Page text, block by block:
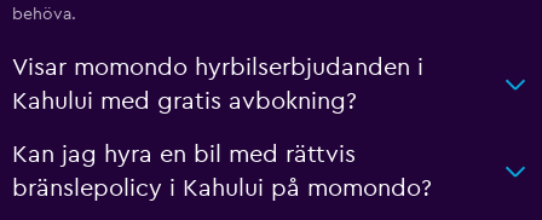
behöva.
Visar momondo hyrbilserbjudanden i
Kahului med gratis avbokning?
Kan jag hyra en bil med rättvis
bränslepolicy i Kahului på momondo?